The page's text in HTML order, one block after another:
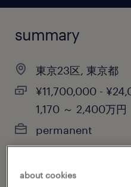
summary
東京23区, 東京都
¥11,700,000 -
1,170 ～ 2,400万円
permanent
about cookies